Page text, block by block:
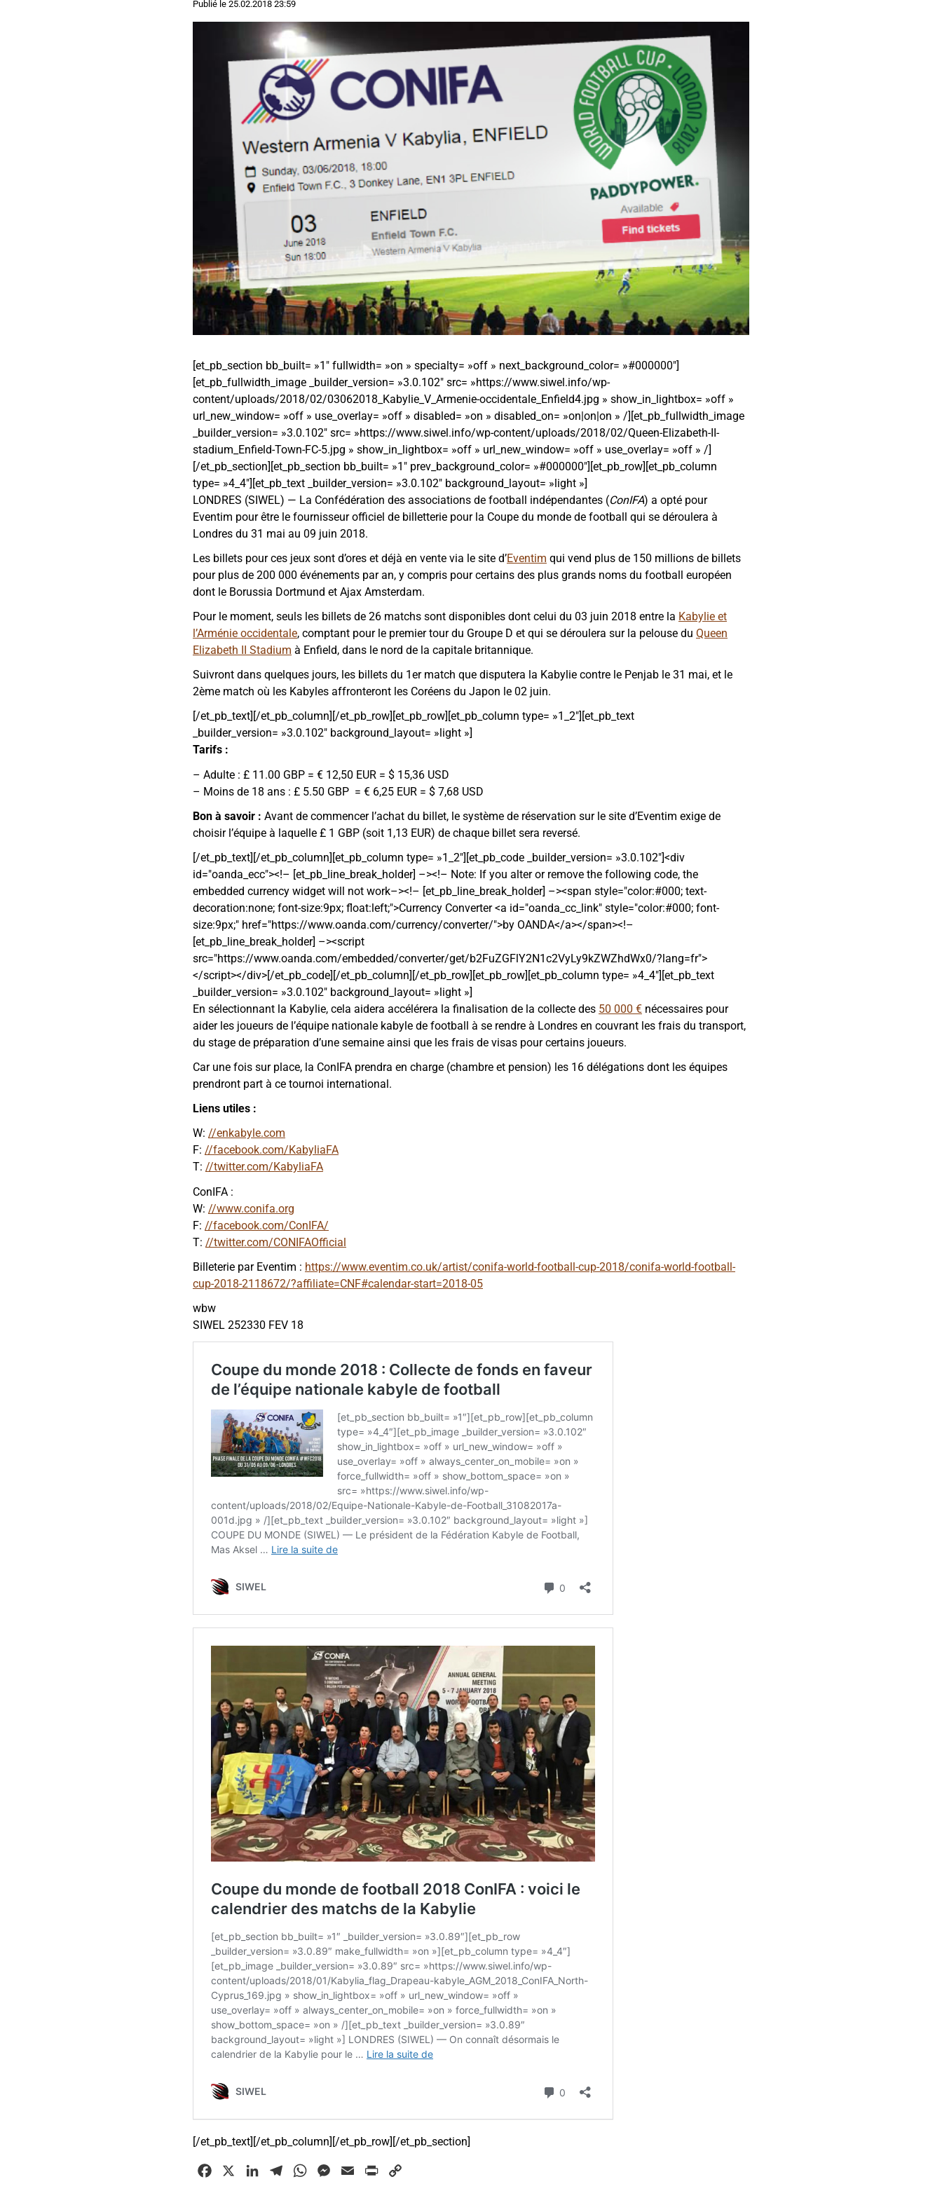
Publié le 25.02.2018 23:59
[et_pb_section bb_built= »1″ fullwidth= »on » specialty= »off » next_background_color= »#000000″]
[et_pb_fullwidth_image _builder_version= »3.0.102″ src= »https://www.siwel.info/wp-
content/uploads/2018/02/03062018_Kabylie_V_Armenie-occidentale_Enfield4.jpg » show_in_lightbox= »off »
url_new_window= »off » use_overlay= »off » disabled= »on » disabled_on= »on|on|on » /][et_pb_fullwidth_image
_builder_version= »3.0.102″ src= »https://www.siwel.info/wp-content/uploads/2018/02/Queen-Elizabeth-II-
stadium_Enfield-Town-FC-5.jpg » show_in_lightbox= »off » url_new_window= »off » use_overlay= »off » /]
[/et_pb_section][et_pb_section bb_built= »1″ prev_background_color= »#000000″][et_pb_row][et_pb_column
type= »4_4″][et_pb_text _builder_version= »3.0.102″ background_layout= »light »]
LONDRES (SIWEL) — La Confédération des associations de football indépendantes (ConIFA) a opté pour
Eventim pour être le fournisseur officiel de billetterie pour la Coupe du monde de football qui se déroulera à
Londres du 31 mai au 09 juin 2018.
Les billets pour ces jeux sont d’ores et déjà en vente via le site d’Eventim qui vend plus de 150 millions de billets
pour plus de 200 000 événements par an, y compris pour certains des plus grands noms du football européen
dont le Borussia Dortmund et Ajax Amsterdam.
Pour le moment, seuls les billets de 26 matchs sont disponibles dont celui du 03 juin 2018 entre la Kabylie et
l’Arménie occidentale, comptant pour le premier tour du Groupe D et qui se déroulera sur la pelouse du Queen
Elizabeth II Stadium à Enfield, dans le nord de la capitale britannique.
Suivront dans quelques jours, les billets du 1er match que disputera la Kabylie contre le Penjab le 31 mai, et le
2ème match où les Kabyles affronteront les Coréens du Japon le 02 juin.
[/et_pb_text][/et_pb_column][/et_pb_row][et_pb_row][et_pb_column type= »1_2″][et_pb_text
_builder_version= »3.0.102″ background_layout= »light »]
Tarifs :
– Adulte : £ 11.00 GBP = € 12,50 EUR = $ 15,36 USD
– Moins de 18 ans : £ 5.50 GBP = € 6,25 EUR = $ 7,68 USD
Bon à savoir : Avant de commencer l’achat du billet, le système de réservation sur le site d’Eventim exige de
choisir l’équipe à laquelle £ 1 GBP (soit 1,13 EUR) de chaque billet sera reversé.
[/et_pb_text][/et_pb_column][et_pb_column type= »1_2″][et_pb_code _builder_version= »3.0.102″]<div
id="oanda_ecc"><!– [et_pb_line_break_holder] –><!– Note: If you alter or remove the following code, the
embedded currency widget will not work–><!– [et_pb_line_break_holder] –><span style="color:#000; text-
decoration:none; font-size:9px; float:left;">Currency Converter <a id="oanda_cc_link" style="color:#000; font-
size:9px;" href="https://www.oanda.com/currency/converter/">by OANDA</a></span><!–
[et_pb_line_break_holder] –><script
src="https://www.oanda.com/embedded/converter/get/b2FuZGFlY2N1c2VyLy9kZWZhdWx0/?lang=fr">
</script></div>[/et_pb_code][/et_pb_column][/et_pb_row][et_pb_row][et_pb_column type= »4_4″][et_pb_text
_builder_version= »3.0.102″ background_layout= »light »]
En sélectionnant la Kabylie, cela aidera accélérera la finalisation de la collecte des 50 000 € nécessaires pour
aider les joueurs de l’équipe nationale kabyle de football à se rendre à Londres en couvrant les frais du transport,
du stage de préparation d’une semaine ainsi que les frais de visas pour certains joueurs.
Car une fois sur place, la ConIFA prendra en charge (chambre et pension) les 16 délégations dont les équipes
prendront part à ce tournoi international.
Liens utiles :
W: //enkabyle.com
F: //facebook.com/KabyliaFA
T: //twitter.com/KabyliaFA
ConIFA :
W: //www.conifa.org
F: //facebook.com/ConIFA/
T: //twitter.com/CONIFAOfficial
Billeterie par Eventim : https://www.eventim.co.uk/artist/conifa-world-football-cup-2018/conifa-world-football-
cup-2018-2118672/?affiliate=CNF#calendar-start=2018-05
wbw
SIWEL 252330 FEV 18
[/et_pb_text][/et_pb_column][/et_pb_row][/et_pb_section]
W
M